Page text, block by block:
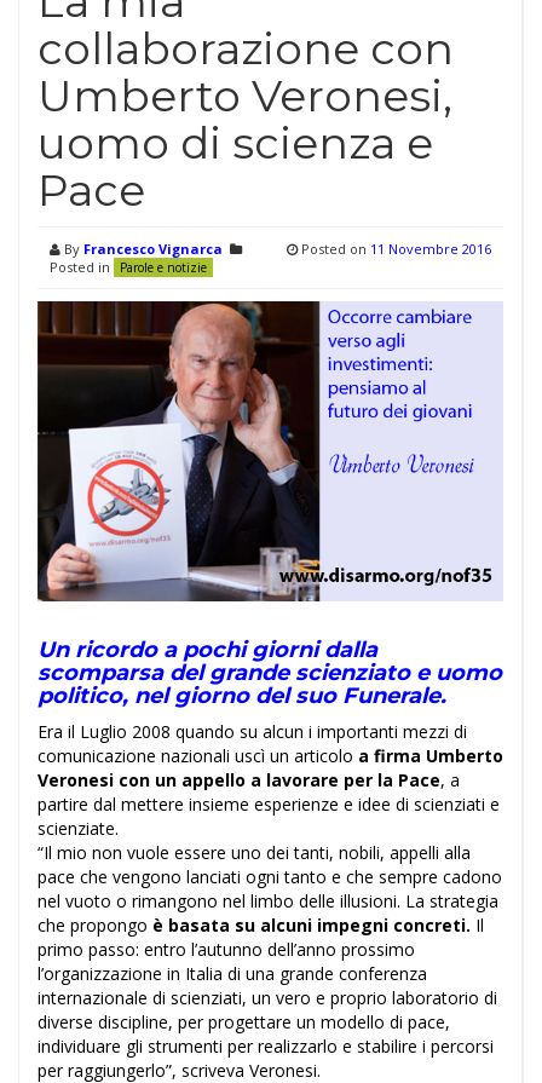
collaborazione con
Umberto Veronesi,
uomo di scienza e
Pace
By Francesco Vignarca
Posted in
Parole e notizie
Posted on 11 Novembre 2016
Un ricordo a pochi giorni dalla
scomparsa del grande scienziato e uomo
politico, nel giorno del suo Funerale.
Era il Luglio 2008 quando su alcun i importanti mezzi di
comunicazione nazionali uscì un articolo a firma Umberto
Veronesi con un appello a lavorare per la Pace, a
partire dal mettere insieme esperienze e idee di scienziati e
scienziate.
“Il mio non vuole essere uno dei tanti, nobili, appelli alla
pace che vengono lanciati ogni tanto e che sempre cadono
nel vuoto o rimangono nel limbo delle illusioni. La strategia
che propongo è basata su alcuni impegni concreti. Il
primo passo: entro l’autunno dell’anno prossimo
l’organizzazione in Italia di una grande conferenza
internazionale di scienziati, un vero e proprio laboratorio di
diverse discipline, per progettare un modello di pace,
individuare gli strumenti per realizzarlo e stabilire i percorsi
per raggiungerlo”, scriveva Veronesi.